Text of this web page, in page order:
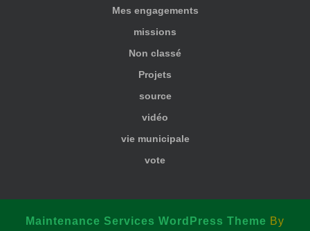
Mes engagements
missions
Non classé
Projets
source
vidéo
vie municipale
vote
Maintenance Services WordPress Theme By